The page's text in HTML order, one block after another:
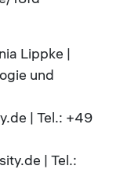
Lippke |
und
| Tel.: +49
| Tel.: